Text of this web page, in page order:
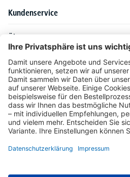
Kundenservice
Über DELTA-V
Produktsortiment
Ratgeber
Folgen Sie uns
Unser Angebot richtet sich ausschließlich an